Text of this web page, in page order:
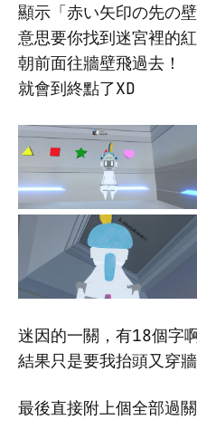
顯示「赤い矢印の先の
意思要你找到迷宮裡的
朝前面往牆壁飛過去！
就會到終點了XD
迷因的一關，有18個字
結果只是要我抬頭又穿
最後直接附上個全部過